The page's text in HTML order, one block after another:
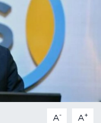
A- A+